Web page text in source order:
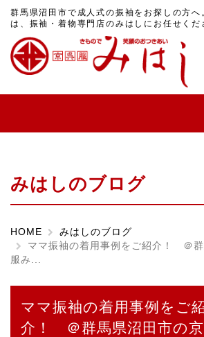
群馬県沼田市で成人式の振袖をお探しの方へ
は、振袖・着物専門店のみはしにお任せくだ
みはしのブログ
HOME
みはしのブログ
ママ振袖の着用事例をご紹介！ ＠
服み...
ママ振袖の着用事例をご
介！ ＠群馬県沼田市の京